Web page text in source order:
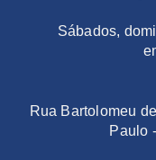
Sábados,
Rua Bartolomeu
Paulo